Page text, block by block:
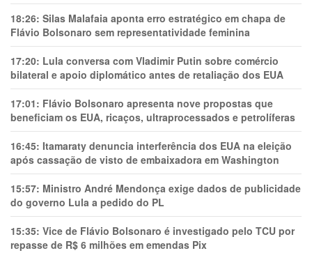
18:26: Silas Malafaia aponta erro estratégico em chapa de
Flávio Bolsonaro sem representatividade feminina
17:20: Lula conversa com Vladimir Putin sobre comércio
bilateral e apoio diplomático antes de retaliação dos EUA
17:01: Flávio Bolsonaro apresenta nove propostas que
beneficiam os EUA, ricaços, ultraprocessados e petrolíferas
16:45: Itamaraty denuncia interferência dos EUA na eleição
após cassação de visto de embaixadora em Washington
15:57: Ministro André Mendonça exige dados de publicidade
do governo Lula a pedido do PL
15:35: Vice de Flávio Bolsonaro é investigado pelo TCU por
repasse de R$ 6 milhões em emendas Pix